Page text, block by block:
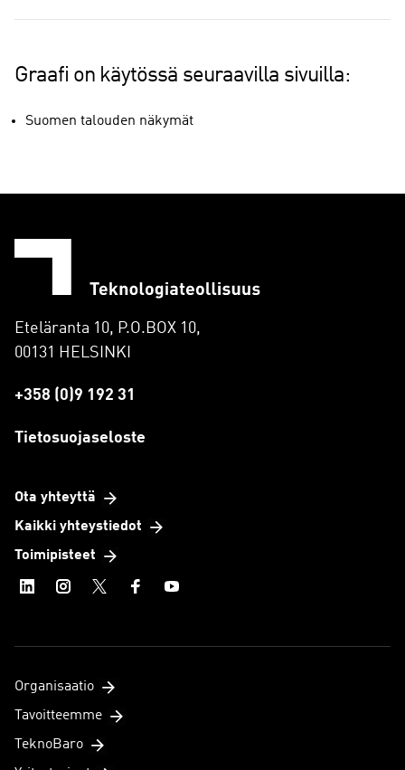
Graafi on käytössä seuraavilla sivuilla:
Suomen talouden näkymät
Eteläranta 10, P.O.BOX 10,
00131 HELSINKI
+358 (0)9 192 31
Tietosuojaseloste
Ota yhteyttä
Kaikki yhteystiedot
Toimipisteet
Organisaatio
Tavoitteemme
TeknoBaro